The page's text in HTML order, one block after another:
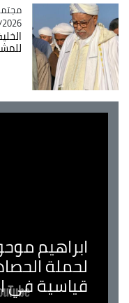
مجتمع
- 18:24
ابراهيم
لحملة
قياسية في